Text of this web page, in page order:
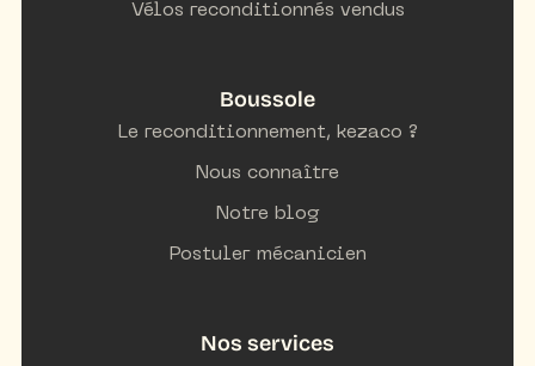
Vélos reconditionnés vendus
Boussole
Le reconditionnement, kezaco ?
Nous connaître
Notre blog
Postuler mécanicien
Nos services